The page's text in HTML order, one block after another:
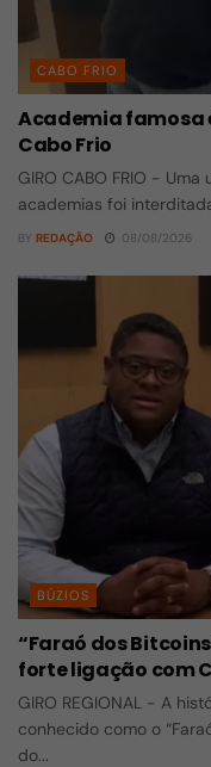
CABO FRIO
Academia famosa
Cabo Frio
GIRO CABO FRIO -
academias foi
BY REDAÇÃO 08/08/2026
BÚZIOS
“Faraó dos
forte ligação com
GIRO REGIONAL - A
conhecido como o
do...